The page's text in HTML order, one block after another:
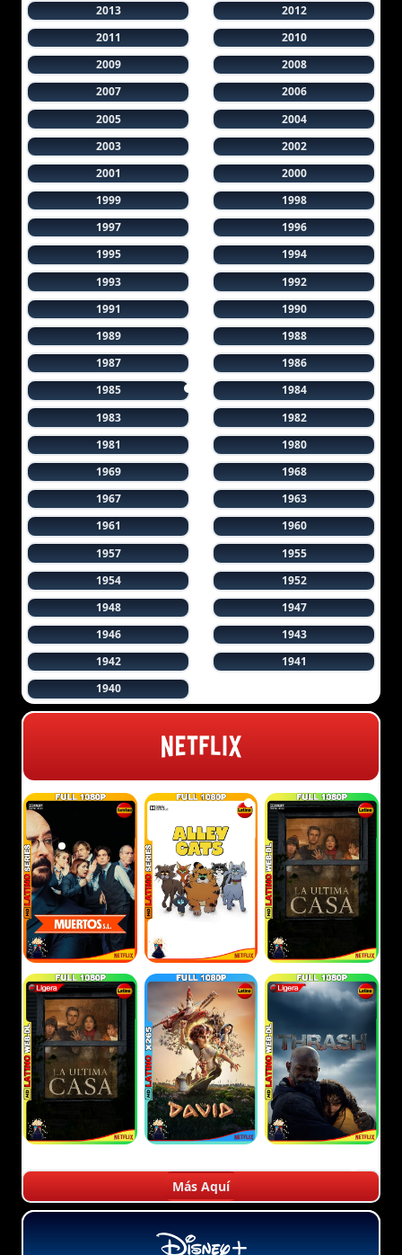
2013
2012
2011
2010
2009
2008
2007
2006
2005
2004
2003
2002
2001
2000
1999
1998
1997
1996
1995
1994
1993
1992
1991
1990
1989
1988
1987
1986
1985
1984
1983
1982
1981
1980
1969
1968
1967
1963
1961
1960
1957
1955
1954
1952
1948
1947
1946
1943
1942
1941
1940
Más Aquí